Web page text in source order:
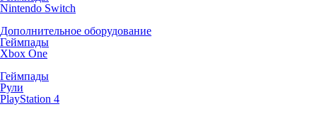
Nintendo Switch
Дополнительное оборудование
Геймпады
Xbox One
Геймпады
Рули
PlayStation 4